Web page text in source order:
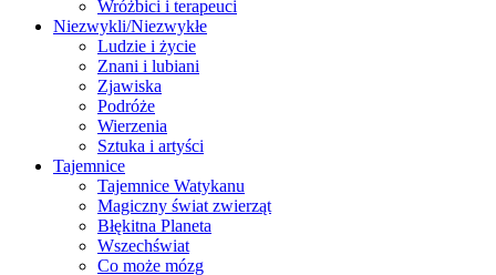
Wróżbici i terapeuci
Niezwykli/Niezwykłe
Ludzie i życie
Znani i lubiani
Zjawiska
Podróże
Wierzenia
Sztuka i artyści
Tajemnice
Tajemnice Watykanu
Magiczny świat zwierząt
Błękitna Planeta
Wszechświat
Co może mózg